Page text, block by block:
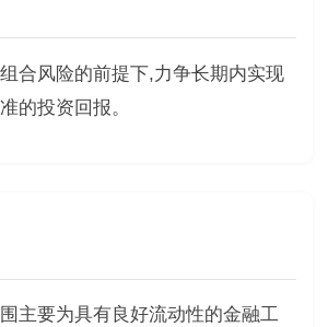
合风险的前提下,力争长期内实现
的投资回报。
主要为具有良好流动性的金融工